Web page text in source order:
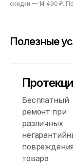
скидки — 14 490 ₽.
Полезные
Бесплатный
ремонт при
различных
товара